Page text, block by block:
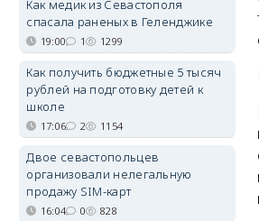
Как медик из Севастополя
спасала раненых в Геленджике
19:00 1 1299
Как получить бюджетные 5 тысяч
рублей на подготовку детей к
школе
17:06 2 1154
Двое севастопольцев
организовали нелегальную
продажу SIM-карт
16:04 0 828